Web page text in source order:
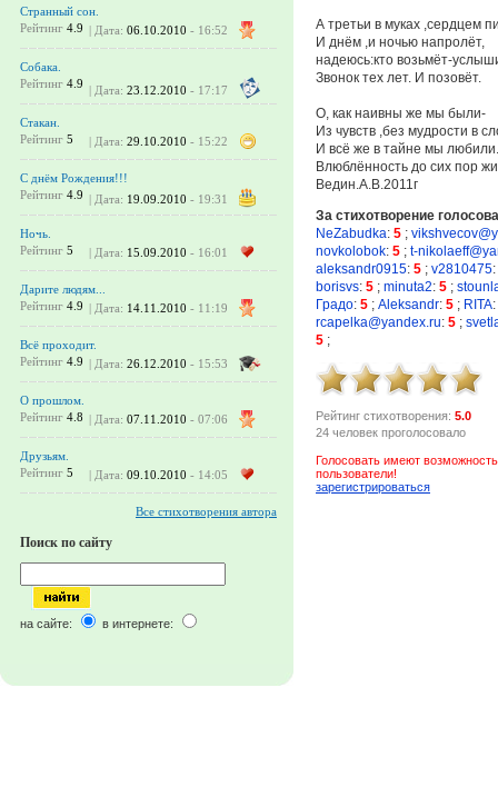
Странный сон.
Рейтинг 4.9 | Дата: 06.10.2010 - 16:52
Собака.
Рейтинг 4.9 | Дата: 23.12.2010 - 17:17
Стакан.
Рейтинг 5 | Дата: 29.10.2010 - 15:22
С днём Рождения!!!
Рейтинг 4.9 | Дата: 19.09.2010 - 19:31
Ночь.
Рейтинг 5 | Дата: 15.09.2010 - 16:01
Дарите людям...
Рейтинг 4.9 | Дата: 14.11.2010 - 11:19
Всё проходит.
Рейтинг 4.9 | Дата: 26.12.2010 - 15:53
О прошлом.
Рейтинг 4.8 | Дата: 07.11.2010 - 07:06
Друзьям.
Рейтинг 5 | Дата: 09.10.2010 - 14:05
Все стихотворения автора
Поиск по сайту
на сайте: в интернете:
А третьи в муках ,сердцем
И днём ,и ночью напролёт,
надеюсь:кто возьмёт-
Звонок тех лет. И позовёт.
О, как наивны же мы были-
Из чувств ,без мудрости в
И всё же в тайне мы
Влюблённость до сих пор
Ведин.А.В.2011г
За стихотворение
NeZabudka: 5 ;
novkolobok: 5 ; t-
aleksandr0915: 5 ; v2810475:
borisvs: 5 ; minuta2: 5 ;
Градо: 5 ; Aleksandr: 5 ; RITA:
rcapelka@yandex.ru: 5 ;
5 ;
Рейтинг стихотворения: 5.0
24 человек проголосовало
Голосовать имеют
пользователи!
зарегистрироваться